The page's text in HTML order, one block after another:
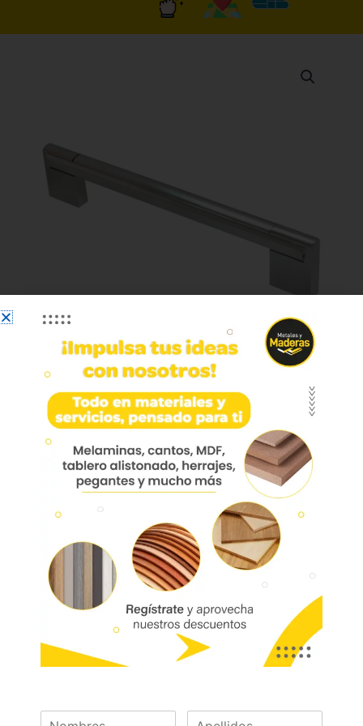
Manija A/z 327 96mm
Manija A/z 327 96mm FIMA0327
Aplicación: Escritorios, comedor, centros de
entretenimiento, cocina, mueble de baño, oficina.
Multimarca
Código:
01914
Referencia:
FIMA0327
Las imágenes mostradas son de referencia y los colores podrían variar
en físico. Los costos de envío son variables y serán asumidos por el
comprador. No incluye servicios como corte, cantos o enchape. Sólo
despachamos tableros en la zona urbana de las ciudades donde
tenemos sucursal. Disponibilidad de mercancía sujeta a verificación de